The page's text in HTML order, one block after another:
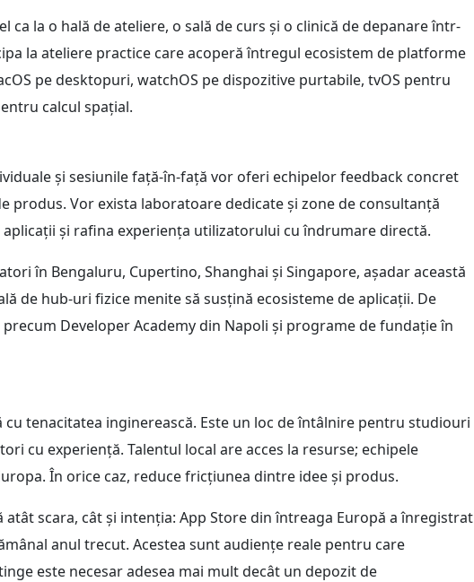
ca la o hală de ateliere, o sală de curs și o clinică de depanare într-
la ateliere practice care acoperă întregul ecosistem de platforme
pe desktopuri, watchOS pe dispozitive purtabile, tvOS pentru
calcul spațial.
și sesiunile față-în-față vor oferi echipelor feedback concret
produs. Vor exista laboratoare dedicate și zone de consultanță
și rafina experiența utilizatorului cu îndrumare directă.
în Bengaluru, Cupertino, Shanghai și Singapore, așadar această
de hub-uri fizice menite să susțină ecosisteme de aplicații. De
Developer Academy din Napoli și programe de fundație în
tenacitatea inginerească. Este un loc de întâlnire pentru studiouri
cu experiență. Talentul local are acces la resurse; echipele
În orice caz, reduce fricțiunea dintre idee și produs.
scara, cât și intenția: App Store din întreaga Europă a înregistrat
anul trecut. Acestea sunt audiențe reale pentru care
este necesar adesea mai mult decât un depozit de